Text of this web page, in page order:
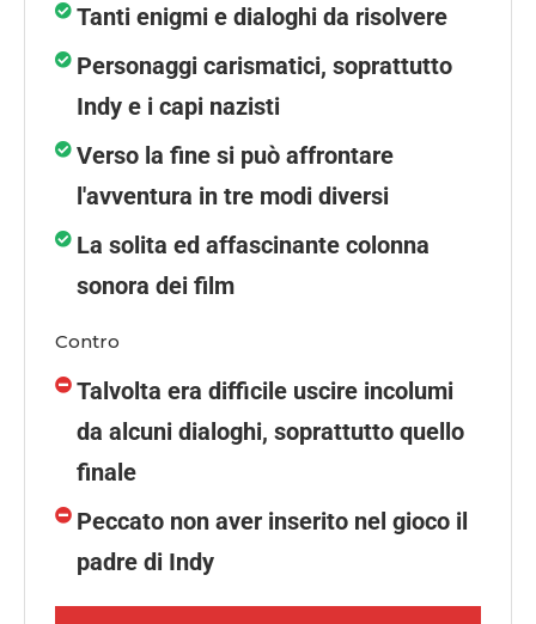
Tanti enigmi e dialoghi da risolvere
Personaggi carismatici, soprattutto
Indy e i capi nazisti
Verso la fine si può affrontare
l'avventura in tre modi diversi
La solita ed affascinante colonna
sonora dei film
Contro
Talvolta era difficile uscire incolumi
da alcuni dialoghi, soprattutto quello
finale
Peccato non aver inserito nel gioco il
padre di Indy